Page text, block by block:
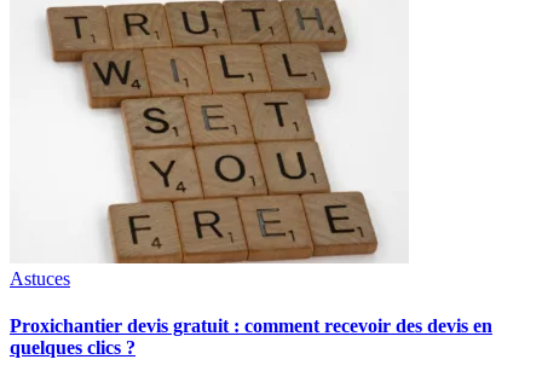
Astuces
Proxichantier devis gratuit : comment recevoir des devis en
quelques clics ?